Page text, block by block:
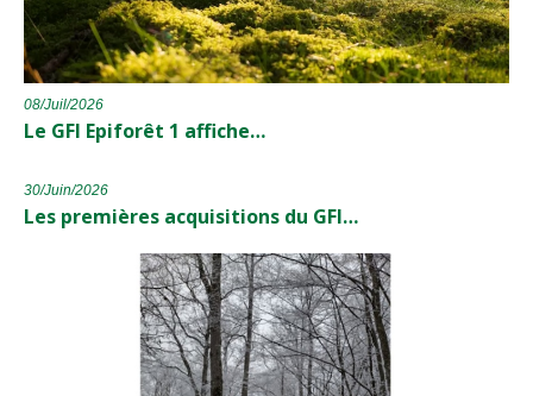
08/Juil/2026
Le GFI Epiforêt 1 affiche…
30/Juin/2026
Les premières acquisitions du GFI…